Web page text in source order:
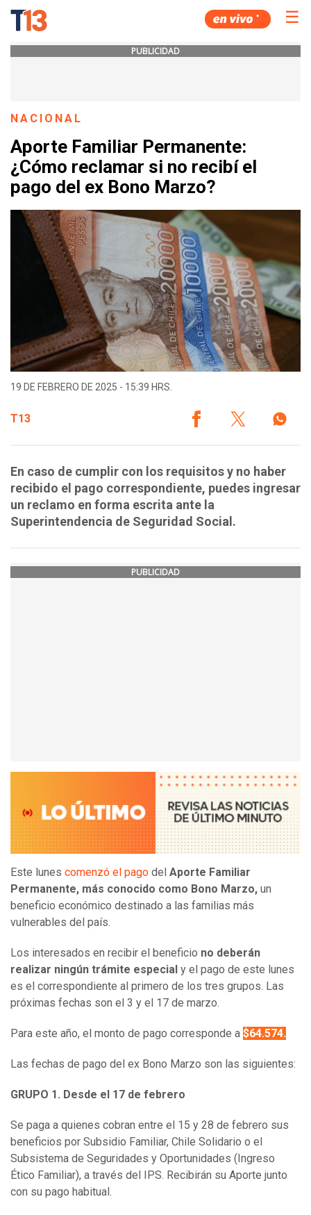
☰
PUBLICIDAD
NACIONAL
Aporte Familiar Permanente:
¿Cómo reclamar si no recibí el
pago del ex Bono Marzo?
19 DE FEBRERO DE 2025 - 15:39 HRS.
T13
En caso de cumplir con los requisitos y no haber
recibido el pago correspondiente, puedes ingresar
un reclamo en forma escrita ante la
Superintendencia de Seguridad Social.
PUBLICIDAD
Este lunes comenzó el pago del Aporte Familiar
Permanente, más conocido como Bono Marzo, un
beneficio económico destinado a las familias más
vulnerables del país.
Los interesados en recibir el beneficio no deberán
realizar ningún trámite especial y el pago de este lunes
es el correspondiente al primero de los tres grupos. Las
próximas fechas son el 3 y el 17 de marzo.
Para este año, el monto de pago corresponde a $64.574.
Las fechas de pago del ex Bono Marzo son las siguientes:
GRUPO 1. Desde el 17 de febrero
Se paga a quienes cobran entre el 15 y 28 de febrero sus
beneficios por Subsidio Familiar, Chile Solidario o el
Subsistema de Seguridades y Oportunidades (Ingreso
Ético Familiar), a través del IPS. Recibirán su Aporte junto
con su pago habitual.